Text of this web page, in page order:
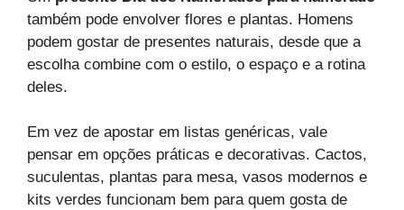
também pode envolver flores e plantas. Homens
podem gostar de presentes naturais, desde que a
escolha combine com o estilo, o espaço e a rotina
deles.
Em vez de apostar em listas genéricas, vale
pensar em opções práticas e decorativas. Cactos,
suculentas, plantas para mesa, vasos modernos e
kits verdes funcionam bem para quem gosta de